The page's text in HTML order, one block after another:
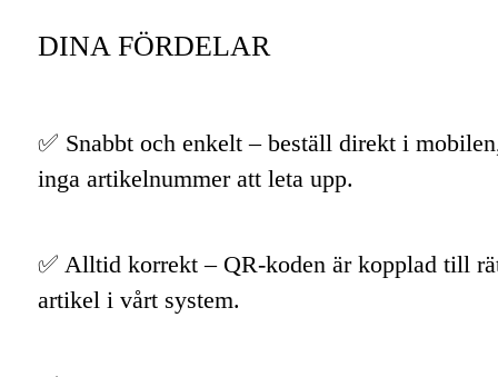
DINA FÖRDELAR
✅ Snabbt och enkelt – beställ direkt i
inga artikelnummer att leta upp.
✅ Alltid korrekt – QR-koden är kopplad till
artikel i vårt system.